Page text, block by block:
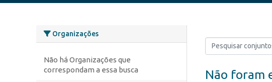
Organizações
Não há Organizações que
correspondam a essa busca
Não foram